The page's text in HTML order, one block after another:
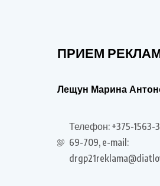
ПРИЕМ
Лещун Марина
Телефон: +375-1563-
69-709, e-mail: